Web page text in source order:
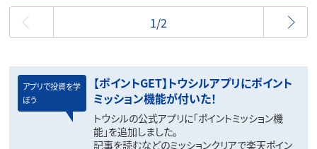
最初
1/2
アプリで投資を学
ぼう
【ポイントGET】トウシルアプリにポイント
ミッション機能が付いた！
トウシルの公式アプリに「ポイントミッション機
能」を追加しました。
記事を読むなどのミッションクリアで楽天ポイン